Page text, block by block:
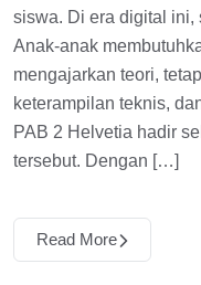
siswa. Di era digital ini,
Anak-anak
mengajarkan teori,
keterampilan teknis,
PAB 2 Helvetia hadir
tersebut. Dengan […]
Read More